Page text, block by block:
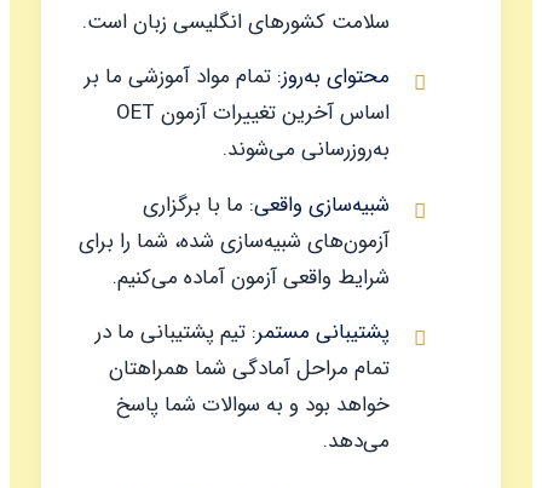
سلامت کشورهای انگلیسی زبان است.
محتوای به‌روز: تمام مواد آموزشی ما بر
اساس آخرین تغییرات آزمون OET
به‌روزرسانی می‌شوند.
شبیه‌سازی واقعی: ما با برگزاری
آزمون‌های شبیه‌سازی شده، شما را برای
شرایط واقعی آزمون آماده می‌کنیم.
پشتیبانی مستمر: تیم پشتیبانی ما در
تمام مراحل آمادگی شما همراهتان
خواهد بود و به سوالات شما پاسخ
می‌دهد.